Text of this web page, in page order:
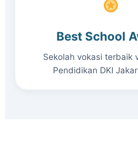
Best School
Sekolah vokasi terbaik
Pendidikan DKI